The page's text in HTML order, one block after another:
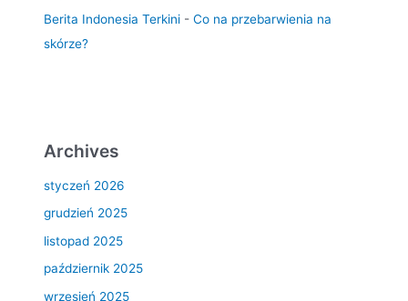
Berita Indonesia Terkini -Co na przebarwienia na
skórze?
Archives
styczeń 2026
grudzień 2025
listopad 2025
październik 2025
wrzesień 2025